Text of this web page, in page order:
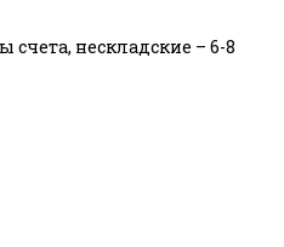
нескладские – 6-8